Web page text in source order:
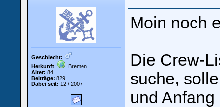
Username:
Passwort:
Bei jedem Besuch
automatisch einloggen.
Geschlecht:
Herkunft:
Bremen
Alter: 84
Beiträge: 829
Dabei seit: 12 / 2007
Moin noch
Die Crew-
suche,
und